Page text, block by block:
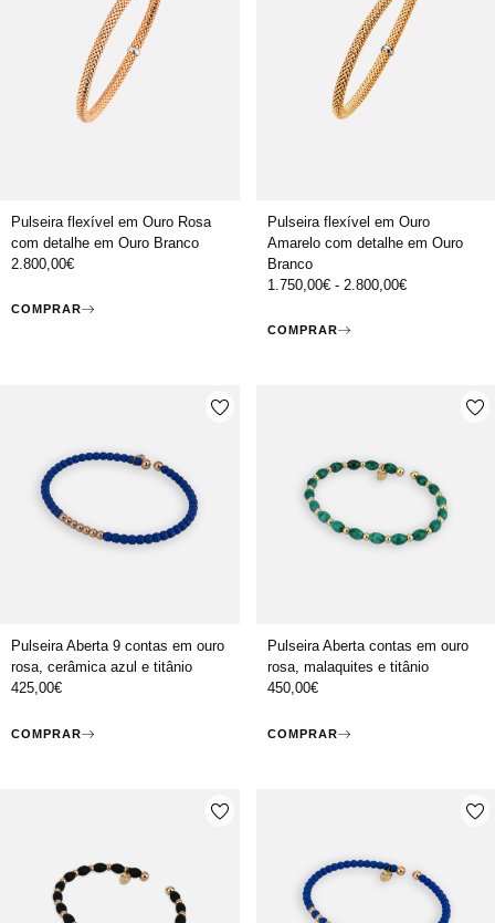
Pulseira flexível em Ouro Rosa
com detalhe em Ouro Branco
2.800,00€
COMPRAR
Pulseira flexível em Ouro
Amarelo com detalhe em Ouro
Branco
1.750,00€- 2.800,00€
COMPRAR
Pulseira Aberta 9 contas em ouro
rosa, cerâmica azul e titânio
425,00€
COMPRAR
Pulseira Aberta contas em ouro
rosa, malaquites e titânio
450,00€
COMPRAR